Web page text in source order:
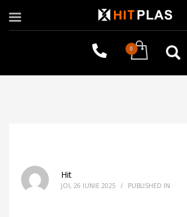
Hit
JOI, 26 IUNIE 2025 / PUBLISHED IN